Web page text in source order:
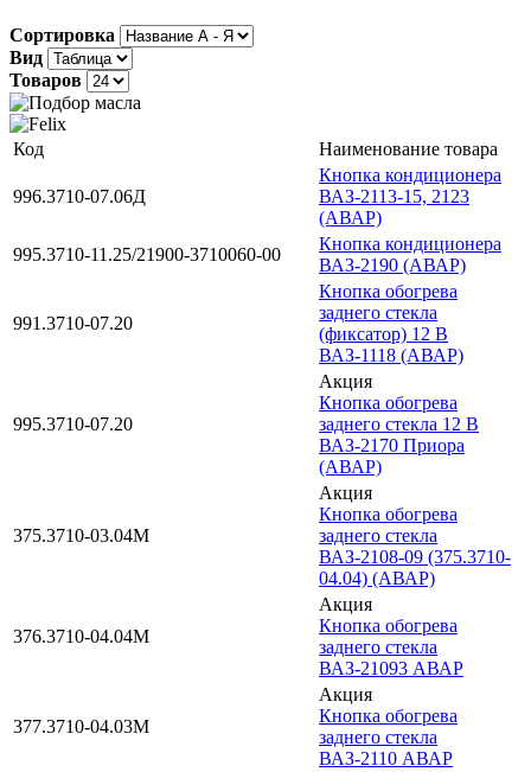
Сортировка
Вид
Товаров
Код Наименование товара
996.3710-07.06Д
Кнопка кондиционера
ВАЗ-2113-15, 2123
(АВАР)
995.3710-11.25/21900-3710060-00
Кнопка кондиционера
ВАЗ-2190 (АВАР)
991.3710-07.20
Кнопка обогрева
заднего стекла
(фиксатор) 12 В
ВАЗ-1118 (АВАР)
995.3710-07.20
Акция
Кнопка обогрева
заднего стекла 12 В
ВАЗ-2170 Приора
(АВАР)
375.3710-03.04М
Акция
Кнопка обогрева
заднего стекла
ВАЗ-2108-09 (375.3710-
04.04) (АВАР)
376.3710-04.04М
Акция
Кнопка обогрева
заднего стекла
ВАЗ-21093 АВАР
377.3710-04.03М
Акция
Кнопка обогрева
заднего стекла
ВАЗ-2110 АВАР